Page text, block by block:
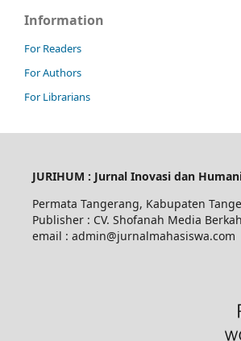
Information
For Readers
For Authors
For Librarians
JURIHUM : Jurnal Inovasi dan
Permata Tangerang, Kabupaten
Publisher : CV. Shofanah Media Berkah
email : admin@jurnalmahasiswa.com